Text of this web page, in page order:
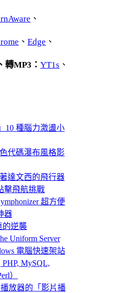
、
、 Edge 、
轉MP3： YT1s 、
10 種腦力激盪小
代碼瀑布風格影
達文西的飛行器
擊飛航挑戰
超方便
器
的逆襲
Uniform Server
電腦快速架站
PHP, MySQL,
）
放器的「影片播